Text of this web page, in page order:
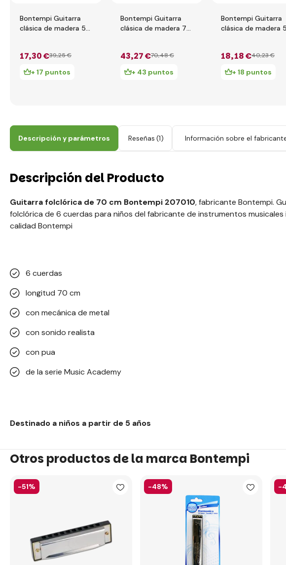
Bontempi Guitarra
clásica de madera 55
17,30 €39,25 €
+ 17 puntos
Bontempi Guitarra
clásica de madera 75
43,27 €70,48 €
+ 43 puntos
Bontempi Guitarra
clásica de madera
18,18 €40,23 €
+ 18 puntos
Descripción y parámetros Reseñas (1) Información sobre el
Descripción del Producto
Guitarra folclórica de 70 cm Bontempi 207010, fabricante Bontempi.
folclórica de 6 cuerdas para niños del fabricante de instrumentos musicales
calidad Bontempi
6 cuerdas
longitud 70 cm
con mecánica de metal
con sonido realista
con pua
de la serie Music Academy
Destinado a niños a partir de 5 años
Otros productos de la marca Bontempi
-51% -48% -